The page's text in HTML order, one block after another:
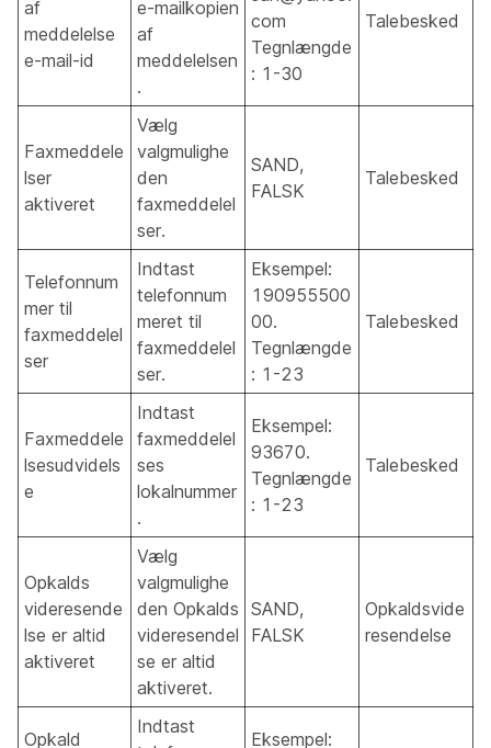
af
meddelelse
e-mail-id
e-mailkopien
af
meddelelsen
.
com
Tegnlængde
: 1-30
Talebesked
Faxmeddele
lser
aktiveret
Vælg
valgmulighe
den
faxmeddelel
ser.
SAND,
FALSK
Talebesked
Telefonnum
mer til
faxmeddelel
ser
Indtast
telefonnum
meret til
faxmeddelel
ser.
Eksempel:
190955500
00.
Tegnlængde
: 1-23
Talebesked
Faxmeddele
lsesudvidels
e
Indtast
faxmeddelel
ses
lokalnummer
.
Eksempel:
93670.
Tegnlængde
: 1-23
Talebesked
Opkalds
videresende
lse er altid
aktiveret
Vælg
valgmulighe
den Opkalds
videresendel
se er altid
aktiveret.
SAND,
FALSK
Opkaldsvide
resendelse
Opkald
Indtast
Eksempel: